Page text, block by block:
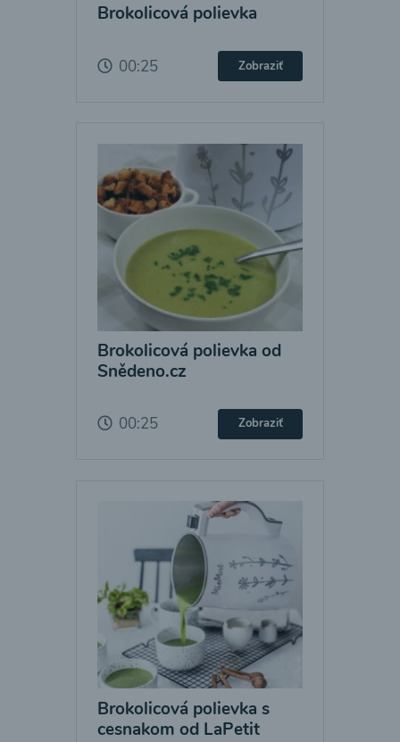
Brokolicová polievka
00:25 Zobraziť
Brokolicová polievka od
Snědeno.cz
00:25 Zobraziť
Brokolicová polievka s
cesnakom od LaPetit